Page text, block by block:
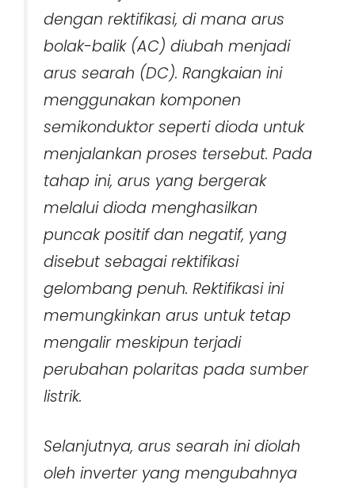
dengan rektifikasi, di mana arus
bolak-balik (AC) diubah menjadi
arus searah (DC). Rangkaian ini
menggunakan komponen
semikonduktor seperti dioda untuk
menjalankan proses tersebut. Pada
tahap ini, arus yang bergerak
melalui dioda menghasilkan
puncak positif dan negatif, yang
disebut sebagai rektifikasi
gelombang penuh. Rektifikasi ini
memungkinkan arus untuk tetap
mengalir meskipun terjadi
perubahan polaritas pada sumber
listrik.
Selanjutnya, arus searah ini diolah
oleh inverter yang mengubahnya